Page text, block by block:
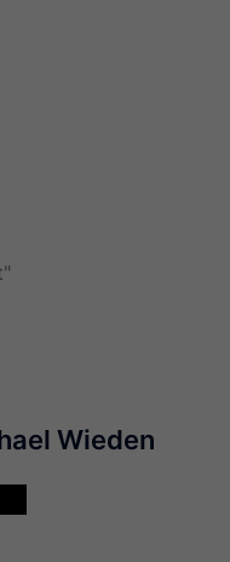
Wieden